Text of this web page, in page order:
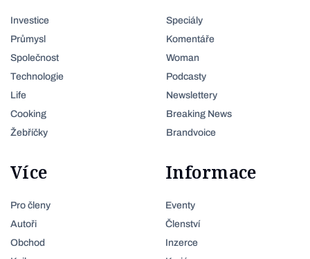
Investice
Průmysl
Společnost
Technologie
Life
Cooking
Žebříčky
Speciály
Komentáře
Woman
Podcasty
Newslettery
Breaking News
Brandvoice
Více
Pro členy
Autoři
Obchod
Informace
Eventy
Členství
Inzerce